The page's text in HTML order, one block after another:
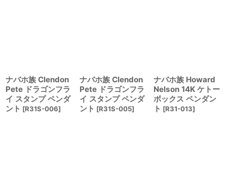
ナバホ族 Clendon
Pete ドラゴンフラ
イ スタンプ ペンダ
ント [R31S-006]
ナバホ族 Clendon
Pete ドラゴンフラ
イ スタンプ ペンダ
ント [R31S-005]
ナバホ族 Howard
Nelson 14K ケトー
ボックス ペンダン
ト [R31-013]